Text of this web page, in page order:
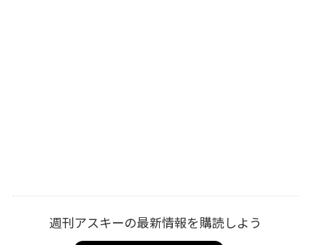
週刊アスキーの最新情報を購読しよう